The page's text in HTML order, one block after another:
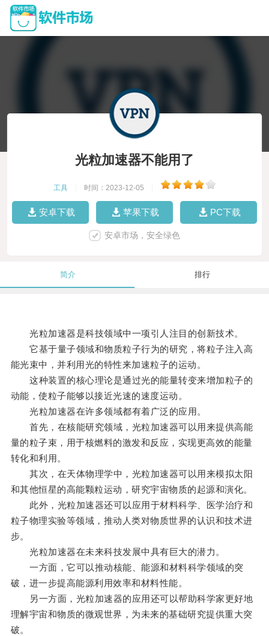
光粒加速器不能用了
工具 时间：2023-12-05
安卓下载 苹果下载 PC下载
安卓市场，安全绿色
简介 排行
光粒加速器是科技领域中一项引人注目的创新技术。
它基于量子领域和物质粒子行为的研究，将粒子注入高
能光束中，并利用光的特性来加速粒子的运动。
这种装置的核心理论是通过光的能量转变来增加粒子的
动能，使粒子能够以接近光速的速度运动。
光粒加速器在许多领域都有着广泛的应用。
首先，在核能研究领域，光粒加速器可以用来提供高能
量的粒子束，用于核燃料的激发和反应，实现更高效的能量
转化和利用。
其次，在天体物理学中，光粒加速器可以用来模拟太阳
和其他恒星的高能颗粒运动，研究宇宙物质的起源和演化。
此外，光粒加速器还可以应用于材料科学、医学治疗和
粒子物理实验等领域，推动人类对物质世界的认识和技术进
步。
光粒加速器在未来科技发展中具有巨大的潜力。
一方面，它可以推动核能、能源和材料科学领域的突
破，进一步提高能源利用效率和材料性能。
另一方面，光粒加速器的应用还可以帮助科学家更好地
理解宇宙和物质的微观世界，为未来的基础研究提供重大突
破。